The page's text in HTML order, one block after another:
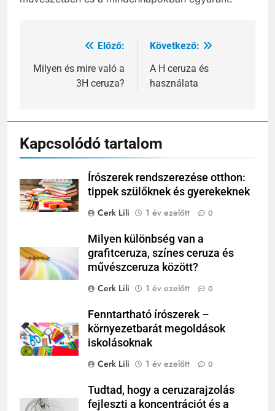
Bejegyzés
navigáció
Előző:
Milyen és mire való a
3H ceruza?
Következő:
A H ceruza és
használata
Kapcsolódó tartalom
Írószerek rendszerezése otthon:
tippek szülőknek és gyerekeknek
Cerk Lili
1 év ezelőtt 0
Milyen különbség van a
grafitceruza, színes ceruza és
művészceruza között?
Cerk Lili
1 év ezelőtt 0
Fenntartható írószerek –
környezetbarát megoldások
iskolásoknak
Cerk Lili
1 év ezelőtt 0
Tudtad, hogy a ceruzarajzolás
fejleszti a koncentrációt és a